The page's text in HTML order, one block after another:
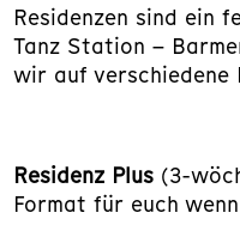
Residenzen sind ein
Tanz Station –
wir auf verschiedene
Residenz Plus(3-
Format für euch